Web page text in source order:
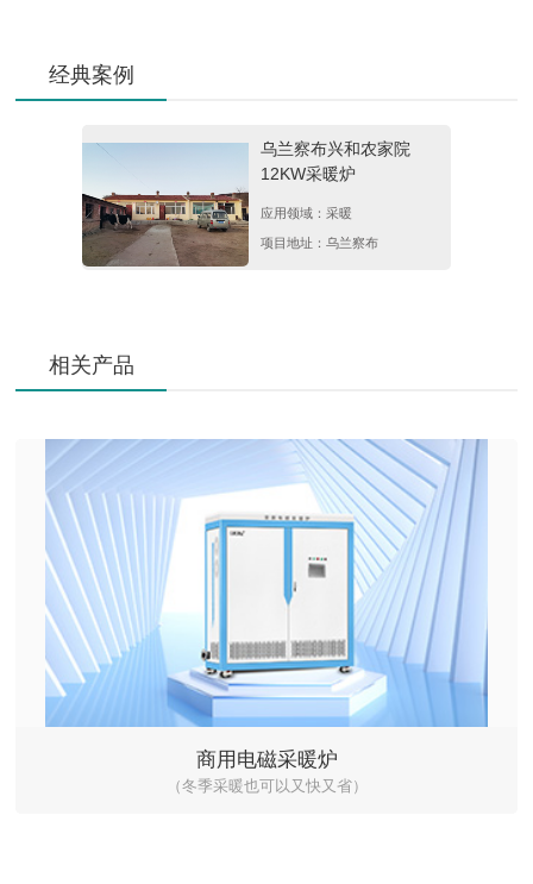
经典案例
乌兰察布兴和农家院
12KW采暖炉
应用领域：采暖
项目地址：乌兰察布
相关产品
商用电磁采暖炉
（冬季采暖也可以又快又省）